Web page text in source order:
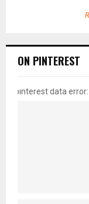
ON PINTEREST
pinterest data